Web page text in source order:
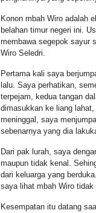
Konon mbah Wiro adalah
belahan timur negeri ini.
membawa segepok sayur
Wiro Seledri.
Pertama kali saya
lalu. Saya perhatikan,
terpejam, kedua tangan
dimasukkan ke liang
meninggal, saya
sebenarnya yang dia
Dari pak lurah, saya
maupun tidak kenal.
dari keluarga yang
saya lihat mbah Wiro
Kesempatan itu datang